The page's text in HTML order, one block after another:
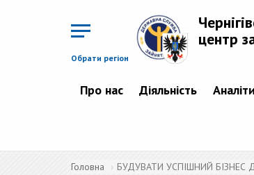
Обрати регіон
центр
Про нас Діяльність
Головна БУДУВАТИ УСПІШНИЙ БІЗНЕС